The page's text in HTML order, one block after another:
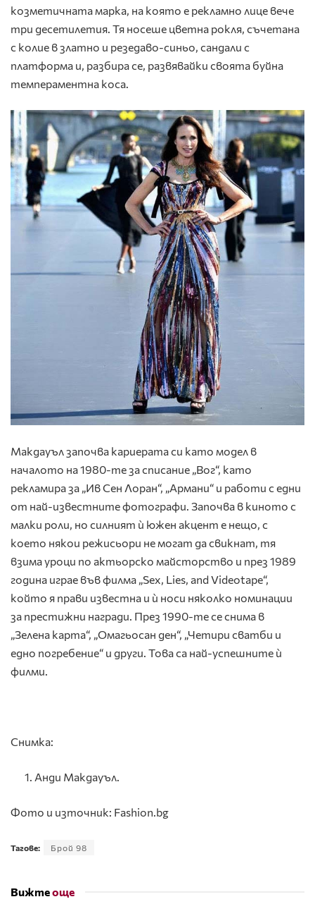
козметичната марка, на която е рекламно лице вече
три десетилетия. Тя носеше цветна рокля, съчетана
с колие в златно и резедаво-синьо, сандали с
платформа и, разбира се, развявайки своята буйна
темпераментна коса.
Макдауълзапочва кариерата си като модел в
началото на 1980-те за списание „Вог“, като
рекламира за „Ив Сен Лоран“, „Армани“ и работи с едни
от най-известните фотографи. Започва в киното с
малки роли, но силният ѝ южен акцент е нещо, с
което някои режисьори не могат да свикнат, тя
взима уроци по актьорско майсторство и през 1989
година играе във филма „Sex, Lies, and Videotape“,
който я прави известна и ѝ носи няколко номинации
за престижни награди. През 1990-те се снима в
„Зелена карта“, „Омагьосан ден“, „Четири сватби и
едно погребение“ и други. Това са най-успешните ѝ
филми.
Снимка:
Анди Макдауъл.
Фото и източник: Fashion.bg
Тагове: Брой 98
Вижтеоще